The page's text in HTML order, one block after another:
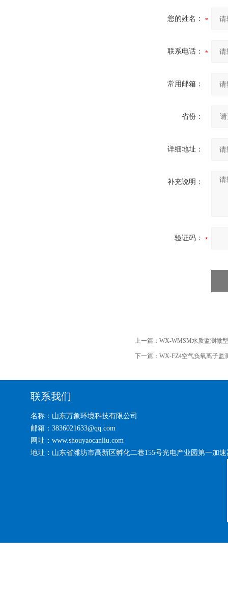
您的姓名：
联系电话：
常用邮箱：
省份：
详细地址：
补充说明：
验证码：
上一篇： WX-WMSM水质监测微
下一篇： WX-FZ4空气负氧离子监
联系我们
名称：山东万象环境科技有限公司
邮箱：3836021633@qq.com
网址：www.shouyaocanliu.com
地址：山东省潍坊市高新区孵化二巷155号光电产业园第一加